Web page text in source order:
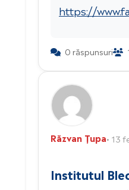
https://
0 răspunsuri
Răzvan Țupa• 13
Institutul